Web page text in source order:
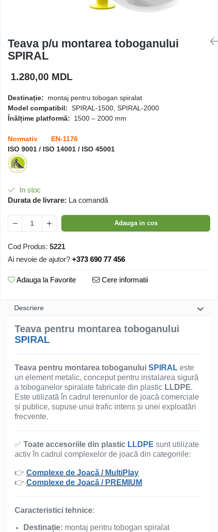
Mese și bănci pentru copii
Table pentru desen
Gardulețe
grădinițe
Teava p/u montarea toboganului
SPIRAL
1.280,00 MDL
Destinație: montaj pentru tobogan spiralat
Model compatibil: SPIRAL-1500, SPIRAL-2000
Înălțime platformă:
1500 – 2000 mm
Normativ EN-1176
ISO 9001 / ISO 14001 / ISO 45001
In stoc
Durata de livrare: La comandă
Adauga in cos
Cod Produs: 5221
Ai nevoie de ajutor? +373 690 77 456
Adauga la Favorite Cere informatii
Descriere
Teava pentru montarea toboganului
SPIRAL
Teava pentru montarea toboganului SPIRAL este
un element metalic, conceput pentru instalarea sigură
a toboganelor spiralate fabricate din plastic LLDPE.
Este utilizată în cadrul terenurilor de joacă comerciale
și publice, supuse unui trafic intens și unei exploatări
frecvente.
✅ Toate accesoriile din plastic LLDPE sunt utilizate
activ în cadrul complexelor de joacă din categoriile:
👉 Complexe de Joacă / MultiPlay
👉 Complexe de Joacă / PREMIUM
Caracteristici tehnice:
Destinație: montaj pentru tobogan spiralat